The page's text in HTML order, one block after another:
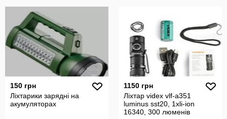
150 грн
Ліхтарики зарядні на
акумуляторах
1150 грн
Ліхтар videx vlf-a351
luminus sst20, 1xli-ion
16340, 300 люменів